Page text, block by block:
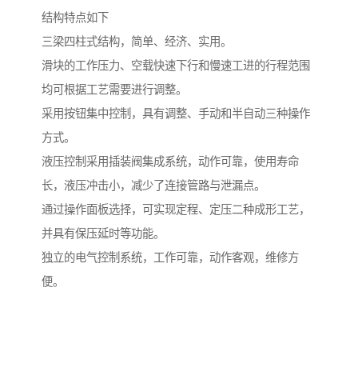
结构特点如下
三梁四柱式结构，简单、经济、实用。
滑块的工作压力、空载快速下行和慢速工进的行程范围
均可根据工艺需要进行调整。
采用按钮集中控制，具有调整、手动和半自动三种操作
方式。
液压控制采用插装阀集成系统，动作可靠，使用寿命
长，液压冲击小，减少了连接管路与泄漏点。
通过操作面板选择，可实现定程、定压二种成形工艺，
并具有保压延时等功能。
独立的电气控制系统，工作可靠，动作客观，维修方
便。